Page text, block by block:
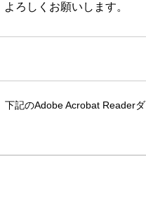
ろしくお願いします。
下記のAdobe Acrobat Readerダ